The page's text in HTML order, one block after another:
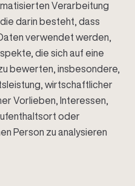
Verarbeitung
darin besteht, dass
verwendet werden,
die sich auf eine
bewerten, insbesondere,
wirtschaftlicher
Vorlieben, Interessen,
oder
Person zu analysieren